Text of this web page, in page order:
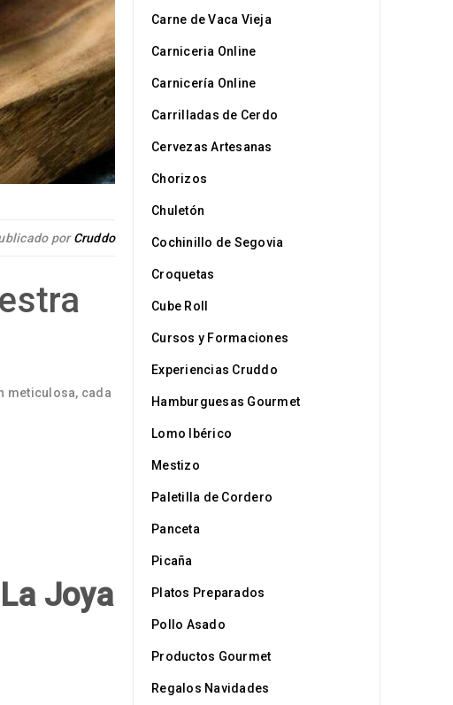
porCruddo
meticulosa, cada
Joya
Carne de Vaca Vieja
Carniceria Online
Carnicería Online
Carrilladas de Cerdo
Cervezas Artesanas
Chorizos
Chuletón
Cochinillo de Segovia
Croquetas
Cube Roll
Cursos y Formaciones
Experiencias Cruddo
Hamburguesas Gourmet
Lomo Ibérico
Mestizo
Paletilla de Cordero
Panceta
Picaña
Platos Preparados
Pollo Asado
Productos Gourmet
Regalos Navidades